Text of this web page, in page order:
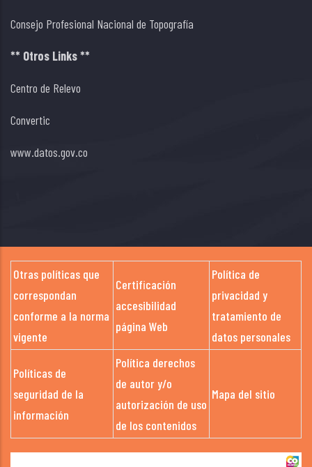
Consejo Profesional Nacional de Topografía
** Otros Links **
Centro de Relevo
Convertic
www.datos.gov.co
Otras políticas que
correspondan
conforme a la norma
vigente
Certificación
accesibilidad
página Web
Política de
privacidad y
tratamiento de
datos personales
Políticas de
seguridad de la
información
Política derechos
de autor y/o
autorización de uso
de los contenidos
Mapa del sitio